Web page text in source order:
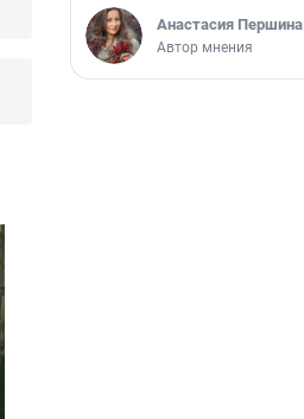
Анастасия Першина
Автор мнения